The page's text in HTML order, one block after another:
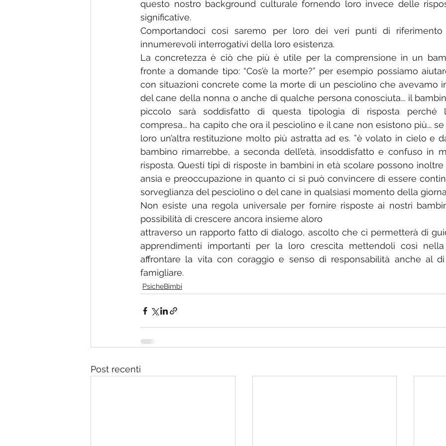
questo nostro background culturale fornendo loro invece delle
significative.
Comportandoci così saremo per loro dei veri punti di
innumerevoli interrogativi della loro esistenza.
La concretezza è ciò che più è utile per la comprensione in un
fronte a domande tipo: “Cos’è la morte?” per esempio possiamo
con situazioni concrete come la morte di un pesciolino che avevamo
del cane della nonna o anche di qualche persona conosciuta... il
piccolo sarà soddisfatto di questa tipologia di risposta perché
compresa... ha capito che ora il pesciolino e il cane non esistono più...
loro un’altra restituzione molto più astratta ad es. ”è volato in cielo e
bambino rimarrebbe, a seconda dell’età, insoddisfatto e confuso in
risposta. Questi tipi di risposte in bambini in età scolare possono
ansia e preoccupazione in quanto ci si può convincere di essere
sorveglianza del pesciolino o del cane in qualsiasi momento della
Non esiste una regola universale per fornire risposte ai nostri
possibilità di crescere ancora insieme aloro
attraverso un rapporto fatto di dialogo, ascolto che ci permetterà di
apprendimenti importanti per la loro crescita mettendoli così
affrontare la vita con coraggio e senso di responsabilità anche al
famigliare.
PsicheBimbi
Post recenti